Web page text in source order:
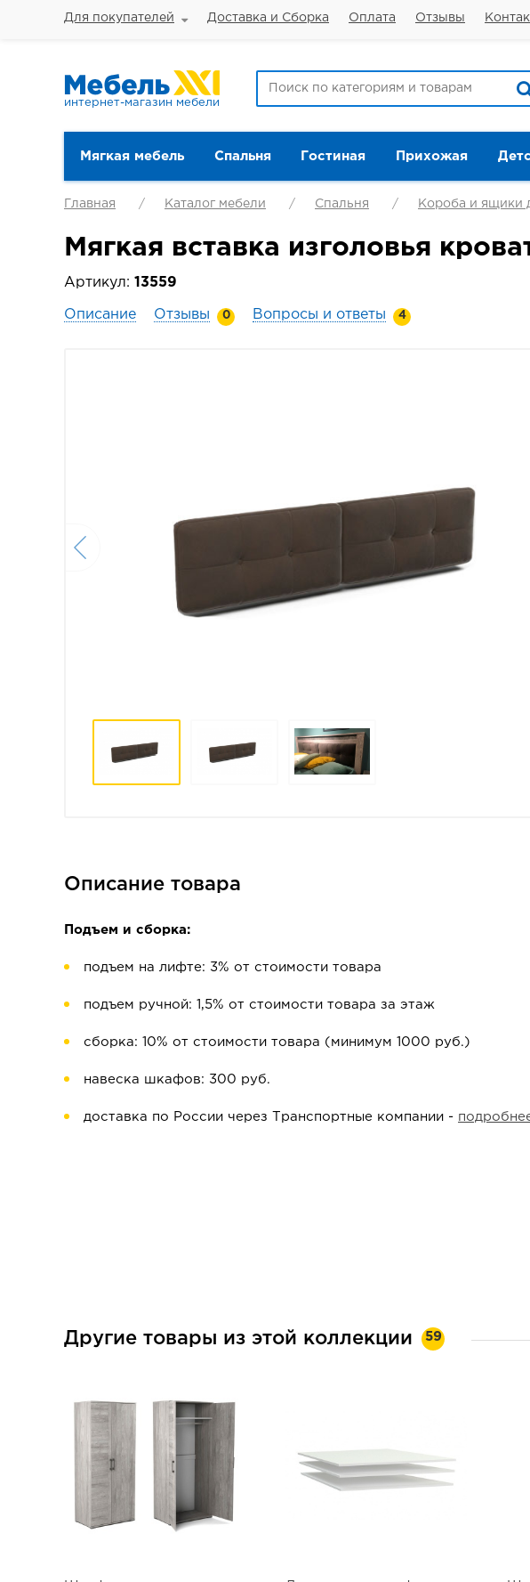
Для покупателей Доставка и Сборка Оплата Отзывы
интернет-магазин мебели
Мягкая мебель Спальня Гостиная Прихожая
Главная Каталог мебели Спальня Короба и ящики
Мягкая вставка изголовья
Артикул: 13559
Описание Отзывы 0 Вопросы и ответы 4
Описание товара
Подъем и сборка:
подъем на лифте: 3% от стоимости товара
подъем ручной: 1,5% от стоимости товара за этаж
сборка: 10% от стоимости товара (минимум 1000 руб.)
навеска шкафов: 300 руб.
доставка по России через Транспортные компании -
Другие товары из этой коллекции 59